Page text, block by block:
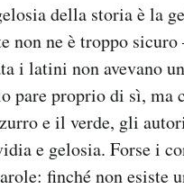
della storia è la
non ne è troppo sicuro
i latini non avevano
pare proprio di sì, ma
e il verde, gli
e gelosia. Forse i
finché non esiste